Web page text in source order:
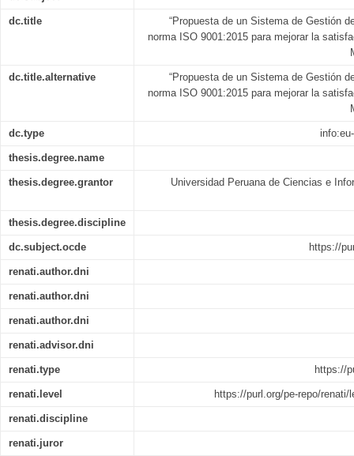
dc.title
“Propuesta de un Sistema de Gestión
norma ISO 9001:2015 para mejorar la
dc.title.alternative
“Propuesta de un Sistema de Gestión
norma ISO 9001:2015 para mejorar la
dc.type
thesis.degree.name
thesis.degree.grantor Universidad Peruana de Ciencias e
thesis.degree.discipline
dc.subject.ocde https://
renati.author.dni
renati.author.dni
renati.author.dni
renati.advisor.dni
renati.type https://
renati.level https://purl.org/pe-repo/
renati.discipline
renati.juror